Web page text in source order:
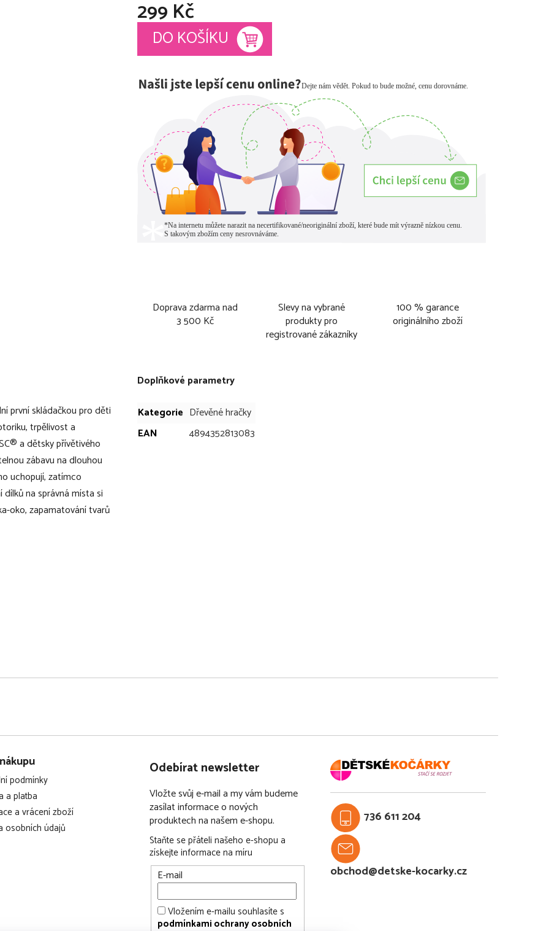
hvězdiček.
299 Kč
Měrná cena:
DO KOŠÍKU
Doprava zdarma nad
3 500 Kč
Slevy na vybrané
produkty pro
registrované zákazníky
100 % garance
originálního zboží
první skládačkou pro děti
trpělivost a
a dětsky přívětivého
zábavu na dlouhou
uchopují, zatímco
na správná místa si
oko, zapamatování tvarů
při hraní
FSC®
které chrání
Doplňkové parametry
Kategorie Dřevěné hračky
EAN
4894352813083
podmínky
a platba
a vrácení zboží
osobních údajů
Odebírat newsletter
Vložte svůj e-mail a my vám budeme
zasílat informace o nových
produktech na našem e-shopu.
Staňte se přáteli našeho e-shopu a
získejte informace na míru
E-mail
Vložením e-mailu souhlasíte s
podmínkami ochrany osobních
736 611 204
obchod@detske-kocarky.cz